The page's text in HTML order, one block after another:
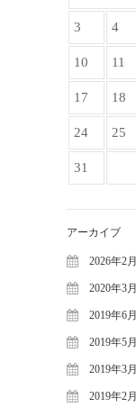
3 4
10 11
17 18
24 25
31
アーカイブ
2026年2月
2020年3月
2019年6月
2019年5月
2019年3月
2019年2月